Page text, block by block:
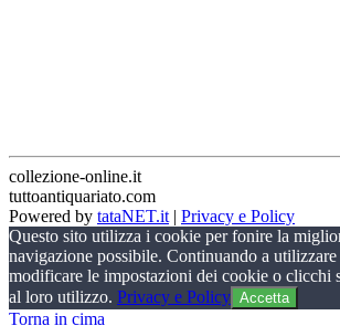
collezione-online.it
tuttoantiquariato.com
Powered by tataNET.it | Privacy e Policy
Questo sito utilizza i cookie per fonire la
navigazione possibile. Continuando a utilizzare
modificare le impostazioni dei cookie o clicchi
al loro utilizzo. Privacy e Policy Accetta
Torna in cima